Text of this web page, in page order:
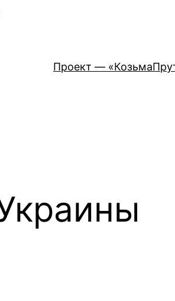
Проект —